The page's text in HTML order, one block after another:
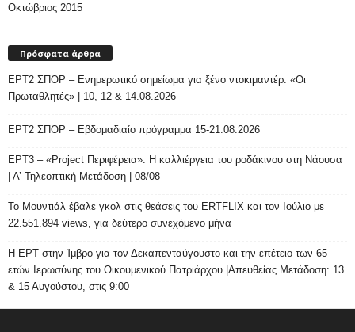
Οκτώβριος 2015
Πρόσφατα άρθρα
ΕΡΤ2 ΣΠΟΡ – Ενημερωτικό σημείωμα για ξένο ντοκιμαντέρ: «Οι
Πρωταθλητές» | 10, 12 & 14.08.2026
ΕΡΤ2 ΣΠΟΡ – Εβδομαδιαίο πρόγραμμα 15-21.08.2026
ΕΡΤ3 – «Project Περιφέρεια»: Η καλλιέργεια του ροδάκινου στη Νάουσα
| Α’ Τηλεοπτική Μετάδοση | 08/08
Το Μουντιάλ έβαλε γκολ στις θεάσεις του ERTFLIX και τον Ιούλιο με
22.551.894 views, για δεύτερο συνεχόμενο μήνα
Η ΕΡΤ στην Ίμβρο για τον Δεκαπενταύγουστο και την επέτειο των 65
ετών Ιερωσύνης του Οικουμενικού Πατριάρχου |Απευθείας Μετάδοση: 13
& 15 Αυγούστου, στις 9:00